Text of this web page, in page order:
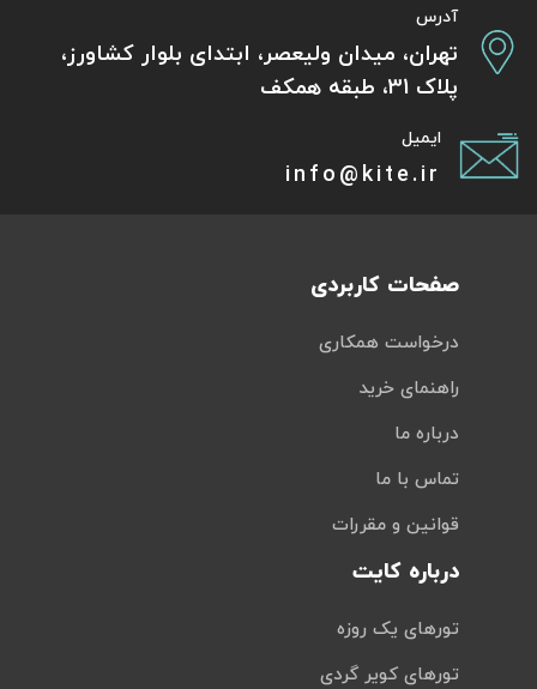
آدرس
تهران، میدان ولیعصر، ابتدای بلوار کشاورز،
پلاک 31، طبقه همکف
ایمیل
info@kite.ir
صفحات کاربردی
درخواست همکاری
راهنمای خرید
درباره ما
تماس با ما
قوانین و مقررات
درباره کایت
تورهای یک روزه
تورهای کویر گردی